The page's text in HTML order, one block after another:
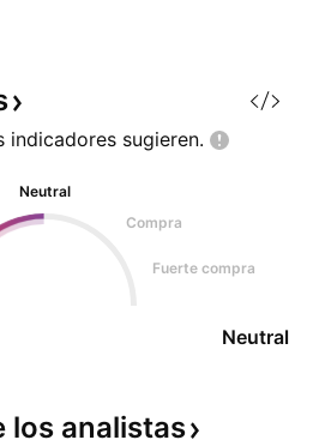
indicadores sugieren.
Neutral
Compra
Fuerte compra
Neutral
los analistas